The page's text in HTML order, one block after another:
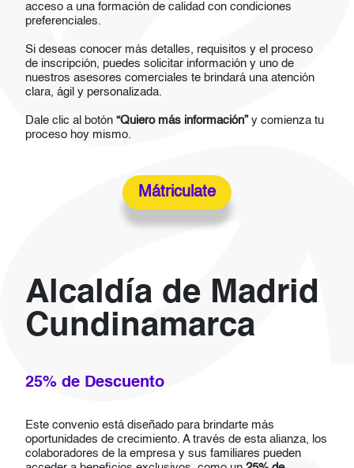
acceso a una formación de calidad con condiciones
preferenciales.
Si deseas conocer más detalles, requisitos y el proceso
de inscripción, puedes solicitar información y uno de
nuestros asesores comerciales te brindará una atención
clara, ágil y personalizada.
Dale clic al botón“Quiero más información”y comienza tu
proceso hoy mismo.
Mátriculate
Alcaldía de Madrid
Cundinamarca
25% de Descuento
Este convenio está diseñado para brindarte más
oportunidades de crecimiento. A través de esta alianza, los
colaboradores de la empresa y sus familiares pueden